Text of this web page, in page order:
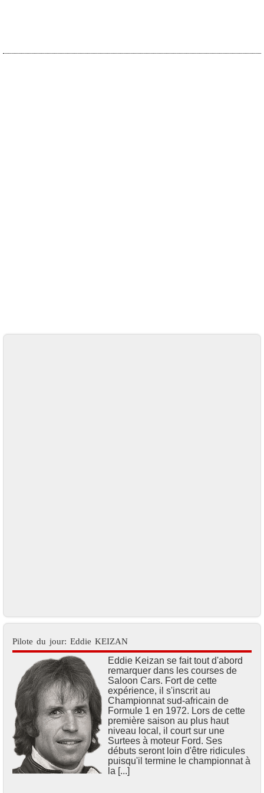
Pilote du jour: Eddie KEIZAN
Eddie Keizan se fait tout d'abord
remarquer dans les courses de
Saloon Cars. Fort de cette
expérience, il s'inscrit au
Championnat sud-africain de
Formule 1 en 1972. Lors de cette
première saison au plus haut
niveau local, il court sur une
Surtees à moteur Ford. Ses
débuts seront loin d'être ridicules
puisqu'il termine le championnat à
la [...]